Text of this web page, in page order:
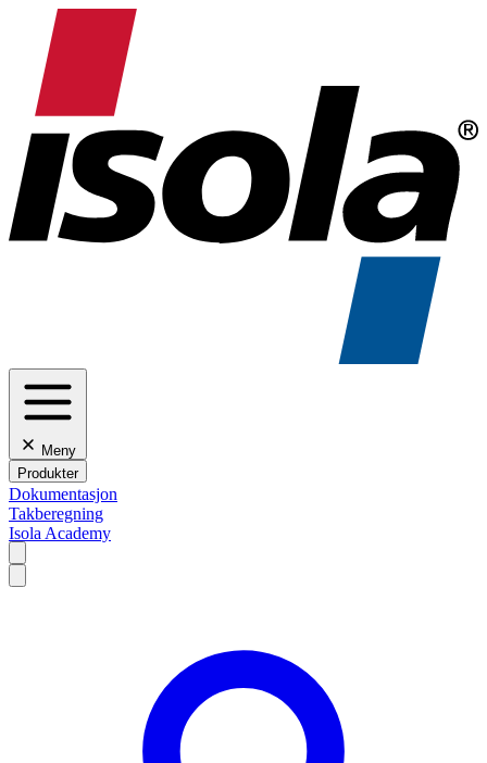
Meny
Produkter
Dokumentasjon
Takberegning
Isola Academy